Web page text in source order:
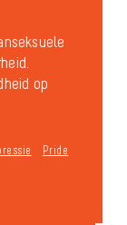
op
Pride